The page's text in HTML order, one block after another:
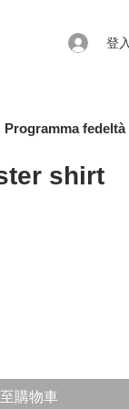
登入
Programma fedeltà
shirt
格
購物車